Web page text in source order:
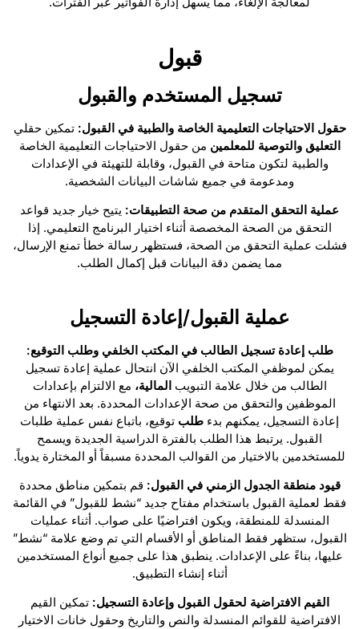
قبول
تسجيل المستخدم والقبول
حقول الاحتياجات التعليمية الخاصة والطبية في القبول:تمكين حقلي
التعليق والتوصية للمعلمين من حقول الاحتياجات التعليمية الخاصة
والطبية لتكون متاحة في القبول، وقابلة للتهيئة في الإعدادات
ومدعومة في جميع شاشات البيانات الشخصية.
عملية التحقق المتقدم من صحة التطبيقات: يتيح خيار جديد قواعد
التحقق من الصحة المخصصة أثناء اختيار البرنامج التعليمي. إذا
فشلت عملية التحقق من الصحة، فستظهر رسالة خطأ تمنع الإرسال،
مما يضمن دقة البيانات قبل إكمال الطلب.
عملية القبول/إعادة التسجيل
طلب إعادة تسجيل الطالب في المكتب الخلفي وطلب التوقيع:
يمكن لموظفي المكتب الخلفي الآن انتحال عملية إعادة تسجيل
الطالب من خلال علامة التبويبالمالية، مع الالتزام بإعدادات
الموظفين والتحقق من صحة الإعدادات المحددة. بعد الانتهاء من
إعادة التسجيل، يمكنهم بدء طلب توقيع، باتباع نفس عملية طلبات
القبول. يرتبط هذا الطلب بالفترة الدراسية الجديدة ويسمح
للمستخدمين بالاختيار من القوالب المحددة مسبقاً أو المختارة يدوياً.
قيود منطقة الجدول الزمني في القبول: قم بتمكين مناطق محددة
فقط لعملية القبول باستخدام مفتاح جديد “نشط للقبول” في القائمة
المنسدلة للمنطقة، ويكون افتراضيًا على صواب. أثناء عمليات
القبول، ستظهر فقط المناطق أو الأقسام التي تم وضع علامة “نشط”
عليها، بناءً على الإعدادات. ينطبق هذا على جميع أنواع المستخدمين
أثناء إنشاء التطبيق.
القيم الافتراضية لحقول القبول وإعادة التسجيل:تمكين القيم
الافتراضية للقوائم المنسدلة والنص والتاريخ وحقول خانات الاختيار